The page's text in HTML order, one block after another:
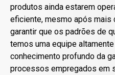
produtos ainda estarem
eficiente, mesmo após mais
garantir que os padrões de
temos uma equipe
conhecimento profundo da
processos empregados em